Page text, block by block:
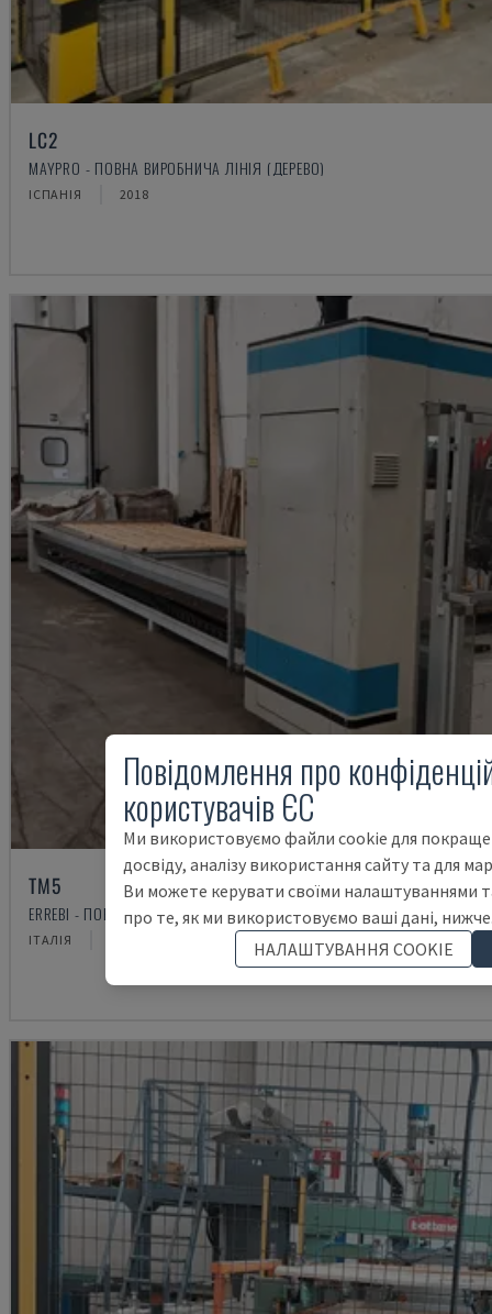
LC2
MAYPRO - ПОВНА ВИРОБНИЧА ЛІНІЯ (ДЕРЕВО)
ІСПАНІЯ 2018
TM5
ERREBI - ПОВНА ВИРОБНИЧА ЛІНІЯ (ДЕРЕВО)
ІТАЛІЯ
Повідомлення про
користувачів ЄС
Ми використовуємо файли cookie для
досвіду, аналізу використання сайту та для
Ви можете керувати своїми налаштуваннями
про те, як ми використовуємо ваші дані,
НАЛАШТУВАННЯ COOKIE